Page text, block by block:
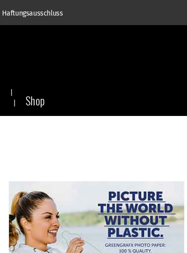
Haftungsausschluss
Shop